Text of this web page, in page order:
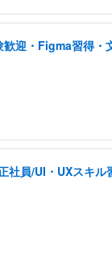
迎・Figma習得・
員/UI・UXスキル